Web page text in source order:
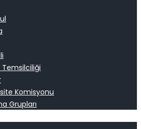
Temsilciliği
Komisyonu
Grupları